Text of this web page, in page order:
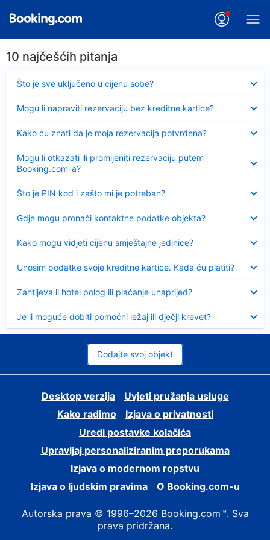
10 najčešćih pitanja
Što je sve uključeno u cijenu sobe?
Sažeto
Mogu li napraviti rezervaciju bez kreditne kartice?
Kako ću znati da je moja rezervacija potvrđena?
Mogu li otkazati ili promijeniti rezervaciju putem
Booking.com-a?
Što je PIN kod i zašto mi je potreban?
Sažeto
Gdje mogu pronaći kontaktne podatke objekta?
Kako mogu vidjeti cijenu smještajne jedinice?
Unosim podatke svoje kreditne kartice. Kada ću platiti?
Zahtijeva li hotel polog ili plaćanje unaprijed?
Je li moguće dobiti pomoćni ležaj ili dječji krevet?
Dodajte svoj objekt
Desktop verzija
Uvjeti pružanja usluge
Kako radimo
Izjava o privatnosti
Uredi postavke kolačića
Upravljaj personaliziranim preporukama
Izjava o modernom ropstvu
Izjava o ljudskim pravima
O Booking.com-u
Autorska prava © 1996–2026 Booking.com™. Sva
prava pridržana.